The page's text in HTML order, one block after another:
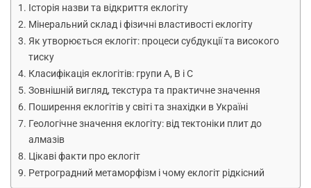
Історія назви та відкриття еклогіту
Мінеральний склад і фізичні властивості еклогіту
Як утворюється еклогіт: процеси субдукції та високого
тиску
Класифікація еклогітів: групи A, B і C
Зовнішній вигляд, текстура та практичне значення
Поширення еклогітів у світі та знахідки в Україні
Геологічне значення еклогіту: від тектоніки плит до
алмазів
Цікаві факти про еклогіт
Ретроградний метаморфізм і чому еклогіт рідкісний